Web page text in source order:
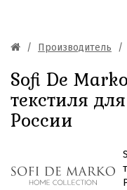
Производитель
Sofi Dе
текстиля
России